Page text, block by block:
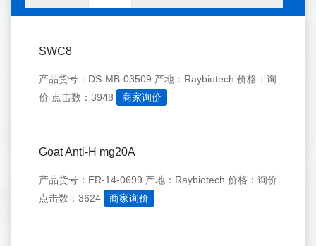
SWC8
产品货号：DS-MB-03509 产地：Raybiotech 价格：询
价 点击数：3948 商家询价
Goat Anti-H mg20A
产品货号：ER-14-0699 产地：Raybiotech 价格：询价
点击数：3624
商家询价